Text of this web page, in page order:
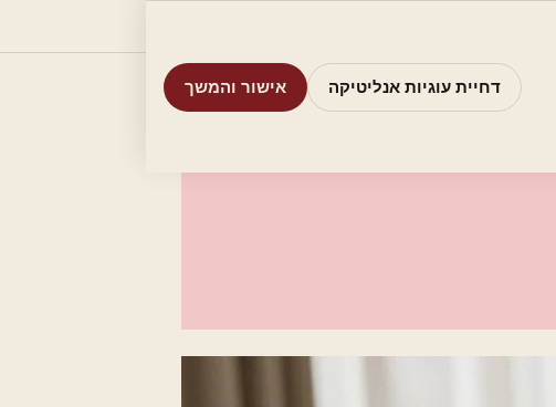
דחיית עוגיות אנליטיקה אישור והמשך